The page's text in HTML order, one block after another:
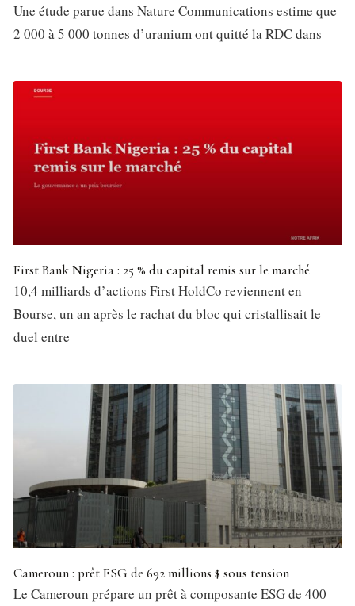
Une étude parue dans Nature Communications estime que
2 000 à 5 000 tonnes d’uranium ont quitté la RDC dans
First Bank Nigeria : 25 % du capital remis sur le marché
10,4 milliards d’actions First HoldCo reviennent en
Bourse, un an après le rachat du bloc qui cristallisait le
duel entre
Cameroun : prêt ESG de 692 millions $ sous tension
Le Cameroun prépare un prêt à composante ESG de 400